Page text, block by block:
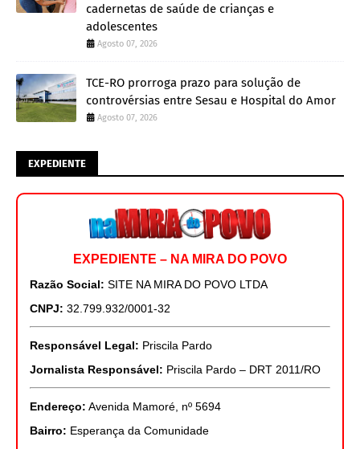
cadernetas de saúde de crianças e
adolescentes
Agosto 07, 2026
TCE-RO prorroga prazo para solução de
controvérsias entre Sesau e Hospital do Amor
Agosto 07, 2026
EXPEDIENTE
EXPEDIENTE – NA MIRA DO POVO
Razão Social: SITE NA MIRA DO POVO LTDA
CNPJ: 32.799.932/0001-32
Responsável Legal: Priscila Pardo
Jornalista Responsável: Priscila Pardo – DRT 2011/RO
Endereço: Avenida Mamoré, nº 5694
Bairro: Esperança da Comunidade